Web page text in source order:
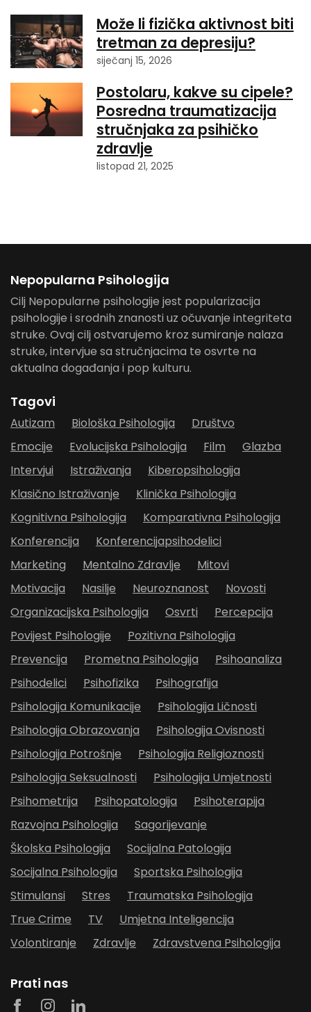
Može li fizička aktivnost biti
tretman za depresiju?
siječanj 15, 2026
Postolaru, kakve su cipele?
Posredna traumatizacija
stručnjaka za psihičko
zdravlje
listopad 21, 2025
Nepopularna Psihologija
Cilj Nepopularne psihologije jest popularizacija
psihologije i srodnih znanosti uz očuvanje integriteta
struke. Ovaj cilj ostvarujemo kroz sumiranje nalaza
struke, intervjue sa stručnjacima te osvrte na
aktualna događanja i pop kulturu.
Tagovi
Autizam Biološka Psihologija
Društvo
Emocije
Evolucijska Psihologija Film
Glazba
Intervjui
Istraživanja
Kiberopsihologija
Klasično Istraživanje
Klinička Psihologija
Kognitivna Psihologija
Komparativna Psihologija
Konferencija
Konferencijapsihodelici
Marketing
Mentalno Zdravlje
Mitovi
Motivacija
Nasilje Neuroznanost
Novosti
Organizacijska Psihologija
Osvrti
Percepcija
Povijest Psihologije
Pozitivna Psihologija
Prevencija
Prometna Psihologija
Psihoanaliza
Psihodelici
Psihofizika
Psihografija
Psihologija Komunikacije
Psihologija Ličnosti
Psihologija Obrazovanja
Psihologija Ovisnosti
Psihologija Potrošnje
Psihologija Religioznosti
Psihologija Seksualnosti
Psihologija Umjetnosti
Psihometrija
Psihopatologija
Psihoterapija
Razvojna Psihologija
Sagorijevanje
Školska Psihologija
Socijalna Patologija
Socijalna Psihologija
Sportska Psihologija
Stimulansi
Stres
Traumatska Psihologija
True Crime
TV
Umjetna Inteligencija
Volontiranje
Zdravlje Zdravstvena Psihologija
Prati nas